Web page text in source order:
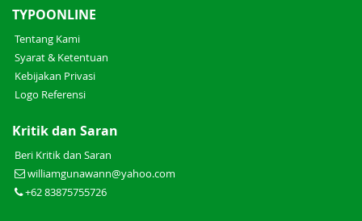
TYPOONLINE
Tentang Kami
Syarat & Ketentuan
Kebijakan Privasi
Logo Referensi
Kritik dan Saran
Beri Kritik dan Saran
williamgunawann@yahoo.com
+62 83875755726